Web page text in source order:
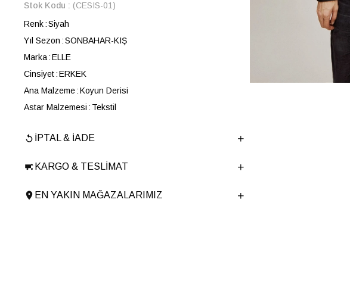
Stok Kodu
(CESIS-01)
Renk Siyah
Yıl Sezon SONBAHAR-KIŞ
Marka ELLE
Cinsiyet ERKEK
Ana Malzeme Koyun Derisi
Astar Malzemesi
Tekstil
Menşei TURKIYE
İPTAL & İADE
KARGO & TESLIMAT
EN YAKIN MAĞAZALARIMIZ